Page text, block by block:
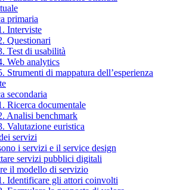
primaria
Interviste
Questionari
Test di usabilità
Web analytics
Strumenti di mappatura dell’esperienza
secondaria
Ricerca documentale
Analisi benchmark
Valutazione euristica
servizi
i servizi e il service design
servizi pubblici digitali
il modello di servizio
Identificare gli attori coinvolti